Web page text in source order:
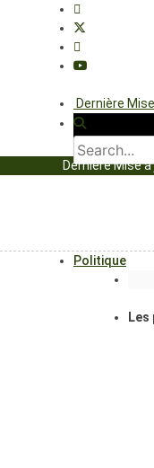
Dernière
Dernière Mise
Politique
Les